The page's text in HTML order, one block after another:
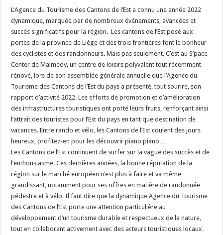
L’Agence du Tourisme des Cantons de l’Est a connu une année 2022
dynamique, marquée par de nombreux événements, avancées et
succès significatifs pour la région. Les cantons de l’Est posé aux
portes de la province de Liège et des trois frontières font le bonheur
des cyclistes et des randonneurs. Mais pas seulement. C’est au S’pace
Center de Malmedy, un centre de loisirs polyvalent tout récemment
rénové, lors de son assemblée générale annuelle que l’Agence du
Tourisme des Cantons de l’Est du pays a présenté, tout sourire, son
rapport d’activité 2022. Les efforts de promotion et d’amélioration
des infrastructures touristiques ont porté leurs fruits, renforçant ainsi
l’attrait des touristes pour l’Est du pays en tant que destination de
vacances. Entre rando et vélo, les Cantons de l’Est coulent des jours
heureux, profitez-en pour les découvrir piano piano…
Les Cantons de l’Est continuent de surfer sur la vague des succès et de
l’enthousiasme. Ces dernières années, la bonne réputation de la
région sur le marché européen n’est plus à faire et va même
grandissant, notamment pour ses offres en matière de randonnée
pédestre et à vélo. Il faut dire que la dynamique Agence du Tourisme
des Cantons de l’Est porte une attention particulière au
développement d’un tourisme durable et respectueux de la nature,
tout en collaborant activement avec des acteurs touristiques locaux.